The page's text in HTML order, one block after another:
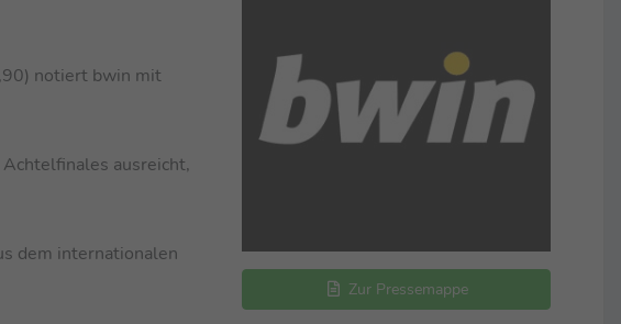
notiert bwin mit
ausreicht,
dem internationalen
Zur Pressemappe